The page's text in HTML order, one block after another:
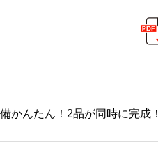
かんたん！2品が同時に完成！